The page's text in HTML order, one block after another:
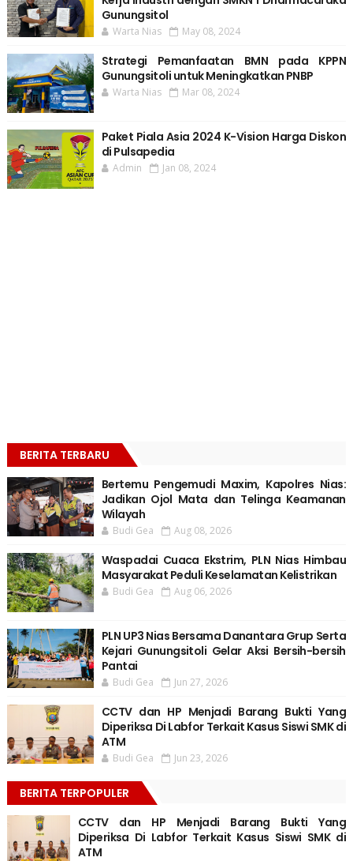
Gunungsitol
Warta Nias May 08, 2024
Strategi Pemanfaatan BMN pada KPPN
Gunungsitoli untuk Meningkatkan PNBP
Warta Nias Mar 08, 2024
Paket Piala Asia 2024 K-Vision Harga Diskon
di Pulsapedia
Admin Jan 08, 2024
BERITA TERBARU
Bertemu Pengemudi Maxim, Kapolres Nias:
Jadikan Ojol Mata dan Telinga Keamanan
Wilayah
Budi Gea Aug 08, 2026
Waspadai Cuaca Ekstrim, PLN Nias Himbau
Masyarakat Peduli Keselamatan Kelistrikan
Budi Gea Aug 06, 2026
PLN UP3 Nias Bersama Danantara Grup Serta
Kejari Gunungsitoli Gelar Aksi Bersih-bersih
Pantai
Budi Gea Jun 27, 2026
CCTV dan HP Menjadi Barang Bukti Yang
Diperiksa Di Labfor Terkait Kasus Siswi SMK di
ATM
Budi Gea Jun 23, 2026
BERITA TERPOPULER
CCTV dan HP Menjadi Barang Bukti Yang
Diperiksa Di Labfor Terkait Kasus Siswi SMK di
ATM